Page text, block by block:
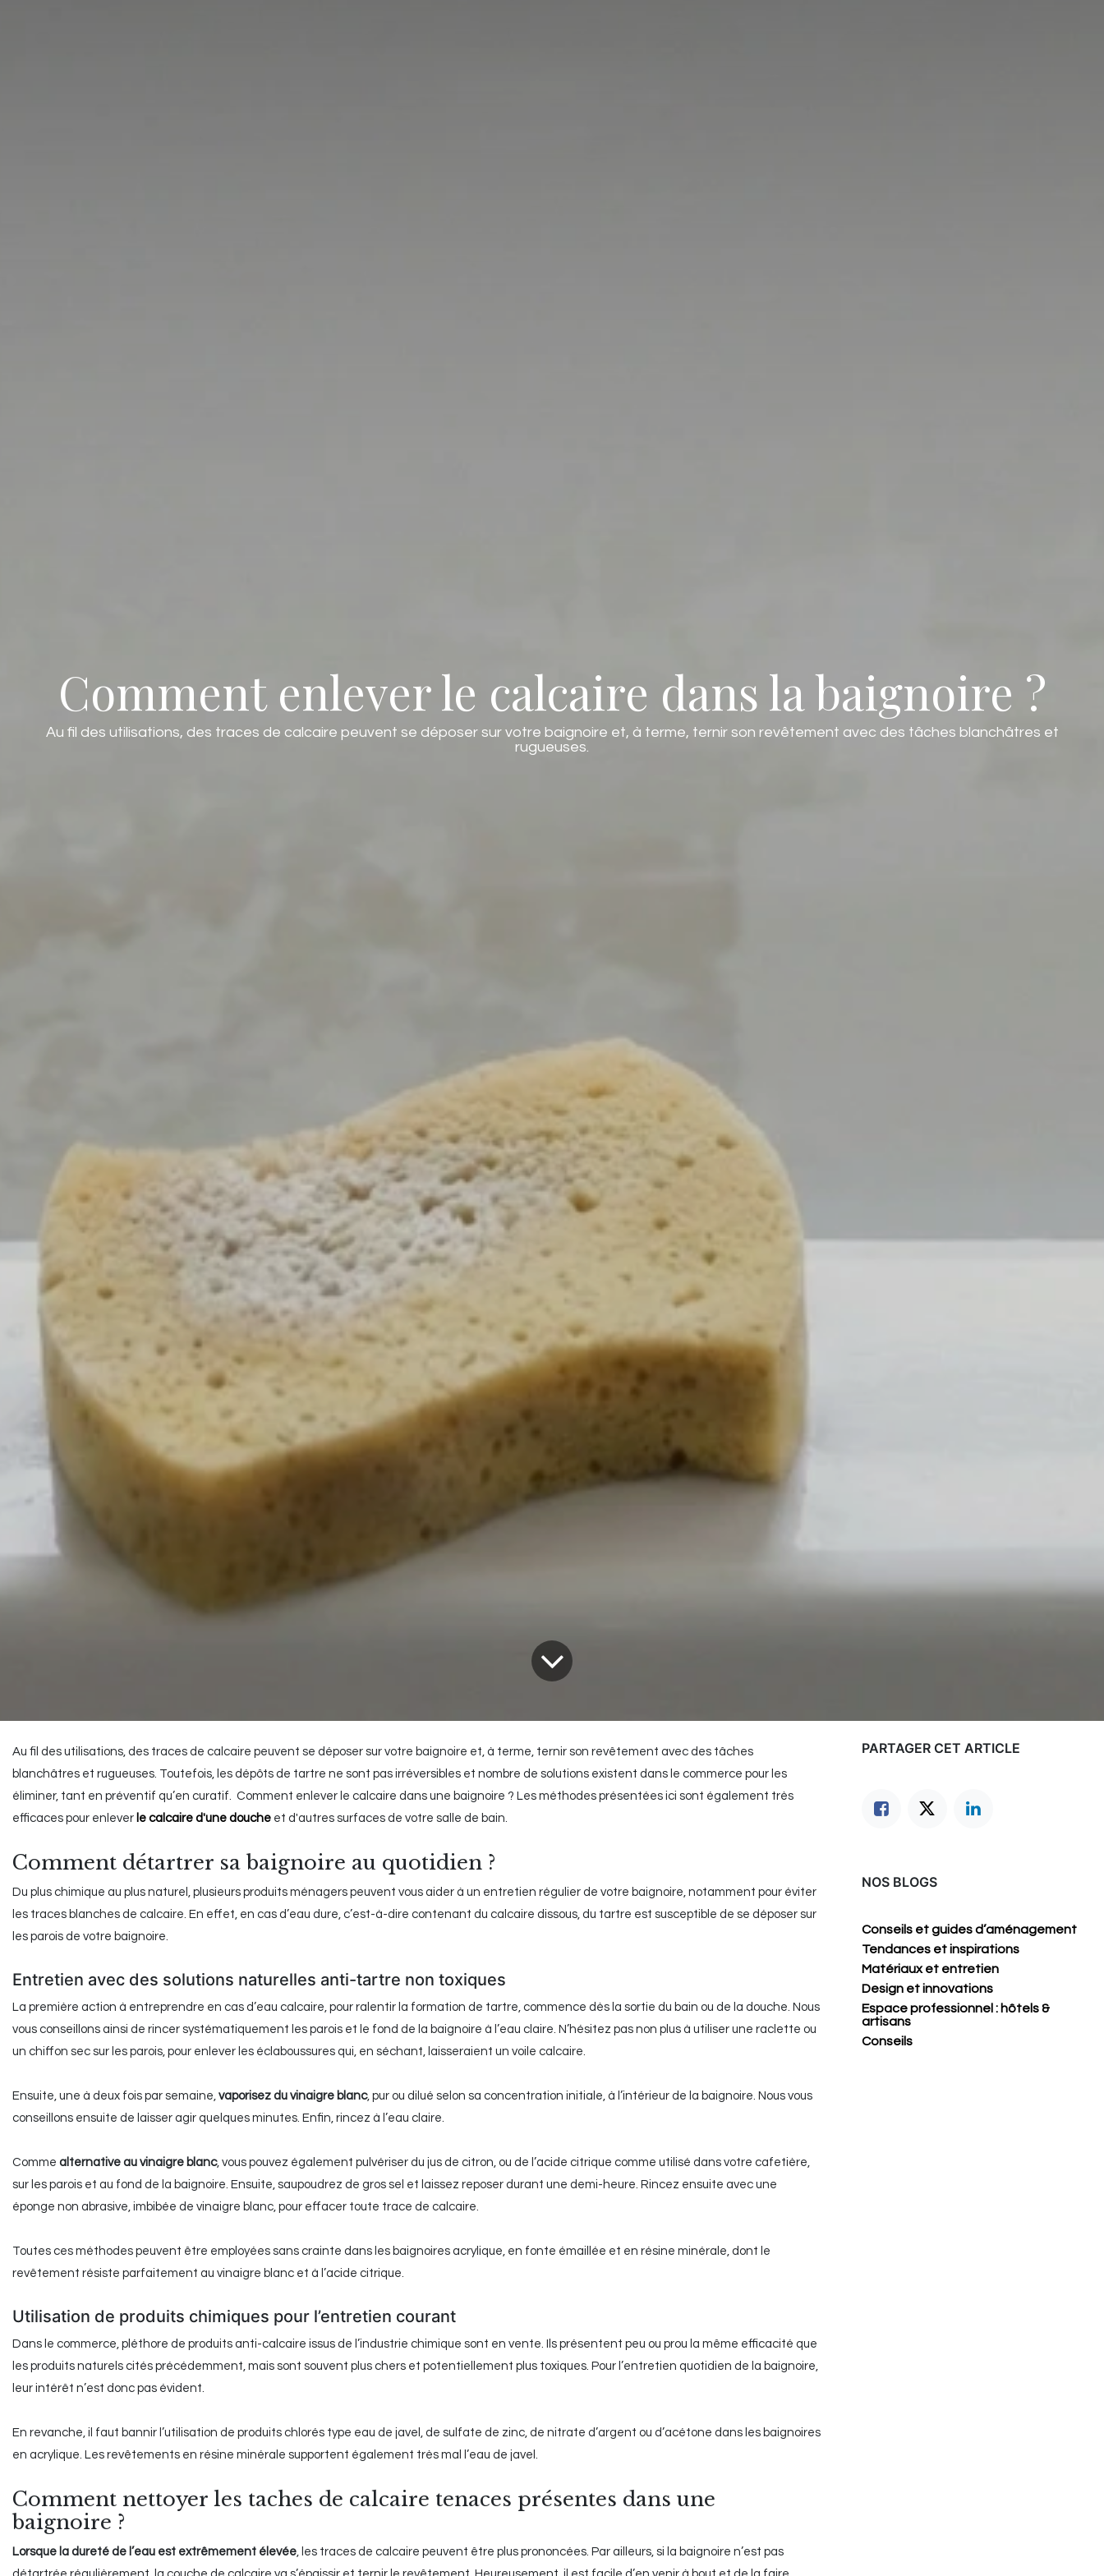
Comment enlever le calcaire dans la baignoire ?
Au fil des utilisations, des traces de calcaire peuvent se déposer sur votre baignoire et, à terme, ternir son revêtement avec des tâches blanchâtres et
rugueuses.
Au fil des utilisations, des traces de calcaire peuvent se déposer sur votre baignoire et, à terme, ternir son revêtement avec des tâches
blanchâtres et rugueuses. Toutefois, les dépôts de tartre ne sont pas irréversibles et nombre de solutions existent dans le commerce pour les
éliminer, tant en préventif qu’en curatif. Comment enlever le calcaire dans une baignoire ? Les méthodes présentées ici sont également très
efficaces pour enlever le calcaire d'une douche et d'autres surfaces de votre salle de bain.
Comment détartrer sa baignoire au quotidien ?
Du plus chimique au plus naturel, plusieurs produits ménagers peuvent vous aider à un entretien régulier de votre baignoire, notamment pour éviter
les traces blanches de calcaire. En effet, en cas d’eau dure, c’est-à-dire contenant du calcaire dissous, du tartre est susceptible de se déposer sur
les parois de votre baignoire.
Entretien avec des solutions naturelles anti-tartre non toxiques
La première action à entreprendre en cas d’eau calcaire, pour ralentir la formation de tartre, commence dès la sortie du bain ou de la douche. Nous
vous conseillons ainsi de rincer systématiquement les parois et le fond de la baignoire à l’eau claire. N’hésitez pas non plus à utiliser une raclette ou
un chiffon sec sur les parois, pour enlever les éclaboussures qui, en séchant, laisseraient un voile calcaire.
Ensuite, une à deux fois par semaine, vaporisez du vinaigre blanc, pur ou dilué selon sa concentration initiale, à l’intérieur de la baignoire. Nous vous
conseillons ensuite de laisser agir quelques minutes. Enfin, rincez à l’eau claire.
Comme alternative au vinaigre blanc, vous pouvez également pulvériser du jus de citron, ou de l’acide citrique comme utilisé dans votre cafetière,
sur les parois et au fond de la baignoire. Ensuite, saupoudrez de gros sel et laissez reposer durant une demi-heure. Rincez ensuite avec une
éponge non abrasive, imbibée de vinaigre blanc, pour effacer toute trace de calcaire.
Toutes ces méthodes peuvent être employées sans crainte dans les baignoires acrylique, en fonte émaillée et en résine minérale, dont le
revêtement résiste parfaitement au vinaigre blanc et à l’acide citrique.
Utilisation de produits chimiques pour l’entretien courant
Dans le commerce, pléthore de produits anti-calcaire issus de l’industrie chimique sont en vente. Ils présentent peu ou prou la même efficacité que
les produits naturels cités précédemment, mais sont souvent plus chers et potentiellement plus toxiques. Pour l’entretien quotidien de la baignoire,
leur intérêt n’est donc pas évident.
En revanche, il faut bannir l’utilisation de produits chlorés type eau de javel, de sulfate de zinc, de nitrate d’argent ou d’acétone dans les baignoires
en acrylique. Les revêtements en résine minérale supportent également très mal l’eau de javel.
Comment nettoyer les taches de calcaire tenaces présentes dans une
baignoire ?
Lorsque la dureté de l’eau est extrêmement élevée, les traces de calcaire peuvent être plus prononcées. Par ailleurs, si la baignoire n’est pas
PARTAGER CET ARTICLE
NOS BLOGS
Conseils et guides d’aménagement
Tendances et inspirations
Matériaux et entretien
Design et innovations
Espace professionnel : hôtels &
artisans
Conseils